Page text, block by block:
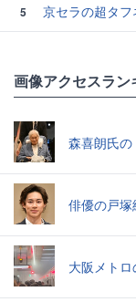
5
京セラの超タフネス
画像アクセスラン
森喜朗氏
俳優の戸
大阪メトロ